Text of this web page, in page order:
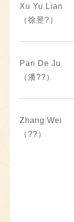
Xu Yu Lian
（徐昱?）
Pan De Ju
（潘??）
Zhang Wei
（??）